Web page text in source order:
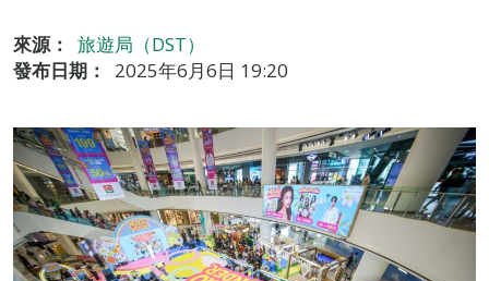
來源：
旅遊局（DST）
發布日期：
2025年6月6日 19:20